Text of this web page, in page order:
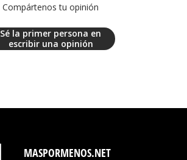
Compártenos tu opinión
Sé la primer persona en
escribir una opinión
MASPORMENOS.NET